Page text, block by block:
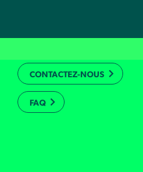
CONTACTEZ-NOUS
FAQ